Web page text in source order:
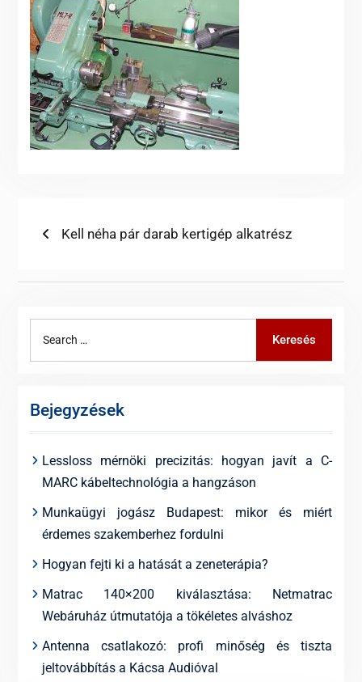
Bejegyzés
Previous
Kell néha pár darab kertigép alkatrész
Keresés
Bejegyzések
Lessloss mérnöki precizitás: hogyan javít a C-
MARC kábeltechnológia a hangzáson
Munkaügyi jogász Budapest: mikor és miért
érdemes szakemberhez fordulni
Hogyan fejti ki a hatását a zeneterápia?
Matrac 140×200 kiválasztása: Netmatrac
Webáruház útmutatója a tökéletes alváshoz
Antenna csatlakozó: profi minőség és tiszta
jeltovábbítás a Kácsa Audióval